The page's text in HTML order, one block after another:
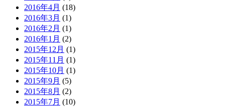
2016年4月 (18)
2016年3月 (1)
2016年2月 (1)
2016年1月 (2)
2015年12月 (1)
2015年11月 (1)
2015年10月 (1)
2015年9月 (5)
2015年8月 (2)
2015年7月 (10)